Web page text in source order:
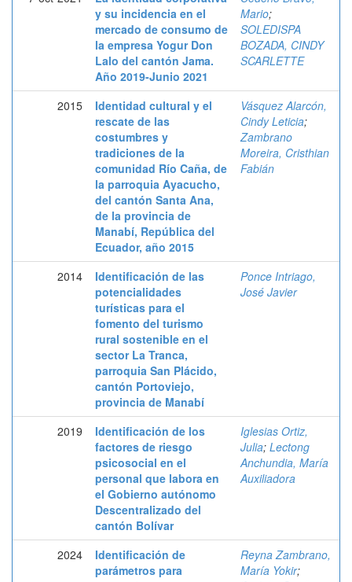
y su incidencia en el
mercado de consumo de
la empresa Yogur Don
Lalo del cantón Jama.
Año 2019-Junio 2021
Mario;
SOLEDISPA
BOZADA, CINDY
SCARLETTE
2015
Identidad cultural y el
rescate de las
costumbres y
tradiciones de la
comunidad Río Caña, de
la parroquia Ayacucho,
del cantón Santa Ana,
de la provincia de
Manabí, República del
Ecuador, año 2015
Vásquez Alarcón,
Cindy Leticia;
Zambrano
Moreira, Cristhian
Fabián
2014
Identificación de las
potencialidades
turísticas para el
fomento del turismo
rural sostenible en el
sector La Tranca,
parroquia San Plácido,
cantón Portoviejo,
provincia de Manabí
Ponce Intriago,
José Javier
2019
Identificación de los
factores de riesgo
psicosocial en el
personal que labora en
el Gobierno autónomo
Descentralizado del
cantón Bolívar
Iglesias Ortiz,
Julia; Lectong
Anchundia, María
Auxiliadora
2024
Identificación de
parámetros para
Reyna Zambrano,
María Yokir;